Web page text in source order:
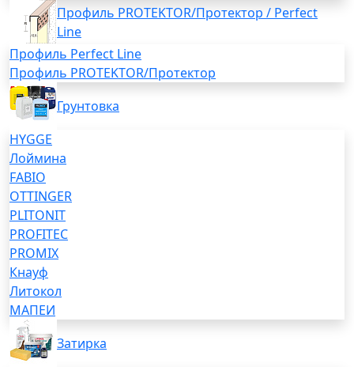
Профиль PROTEKTOR/Протектор / Perfect
Line
Профиль Perfect Line
Профиль PROTEKTOR/Протектор
Грунтовка
HYGGE
Лоймина
FABIO
OTTINGER
PLITONIT
PROFITEC
PROMIX
Кнауф
Литокол
МАПЕИ
Затирка